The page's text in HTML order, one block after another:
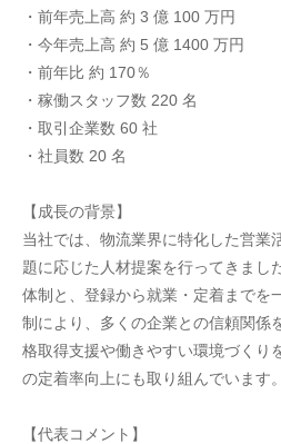
・前年売上高 約 3 億 100 万円
・今年売上高 約 5 億 1400 万円
・前年比 約 170％
・稼働スタッフ数 220 名
・取引企業数 60 社
・社員数 20 名
【成長の背景】
当社では、物流業界に特化した営業
題に応じた人材提案を行ってきまし
体制と、登録から就業・定着までを
制により、多くの企業との信頼関係
格取得支援や働きやすい環境づくり
の定着率向上にも取り組んでいます。
【代表コメント】